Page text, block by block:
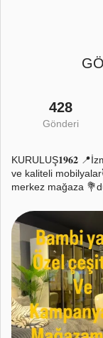
428
Gönderi
KURULUŞ𝟏𝟗𝟔𝟐
ve kaliteli
merkez mağaza